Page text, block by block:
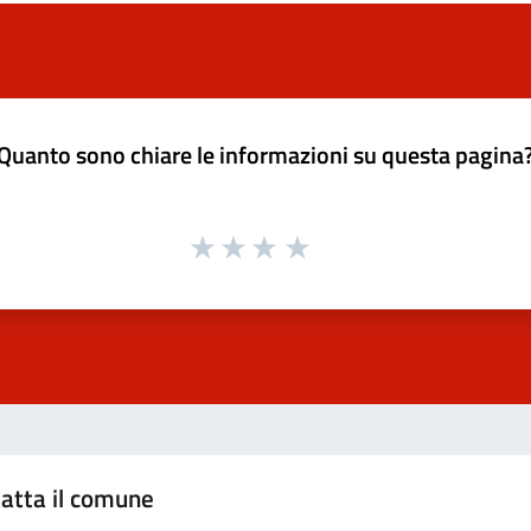
sono chiare le informazioni su questa
il comune